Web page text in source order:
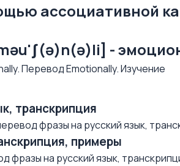
ассоциативной
-
транскрипция
фразы на русский язык,
примеры
на русский язык,